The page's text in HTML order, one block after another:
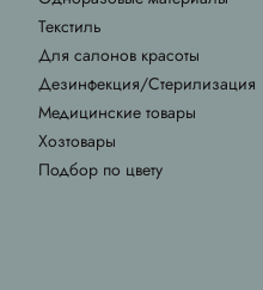
Текстиль
Для салонов красоты
Дезинфекция/Стерилизация
Медицинские товары
Хозтовары
Подбор по цвету